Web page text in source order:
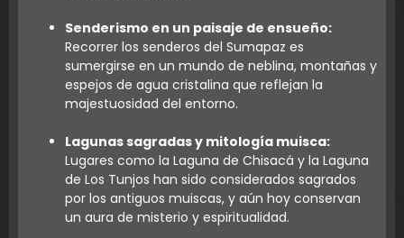
Senderismo en un paisaje de ensueño:
Recorrer los senderos del Sumapaz es
sumergirse en un mundo de neblina, montañas y
espejos de agua cristalina que reflejan la
majestuosidad del entorno.
Lagunas sagradas y mitología muisca:
Lugares como la Laguna de Chisacá y la Laguna
de Los Tunjos han sido considerados sagrados
por los antiguos muiscas, y aún hoy conservan
un aura de misterio y espiritualidad.